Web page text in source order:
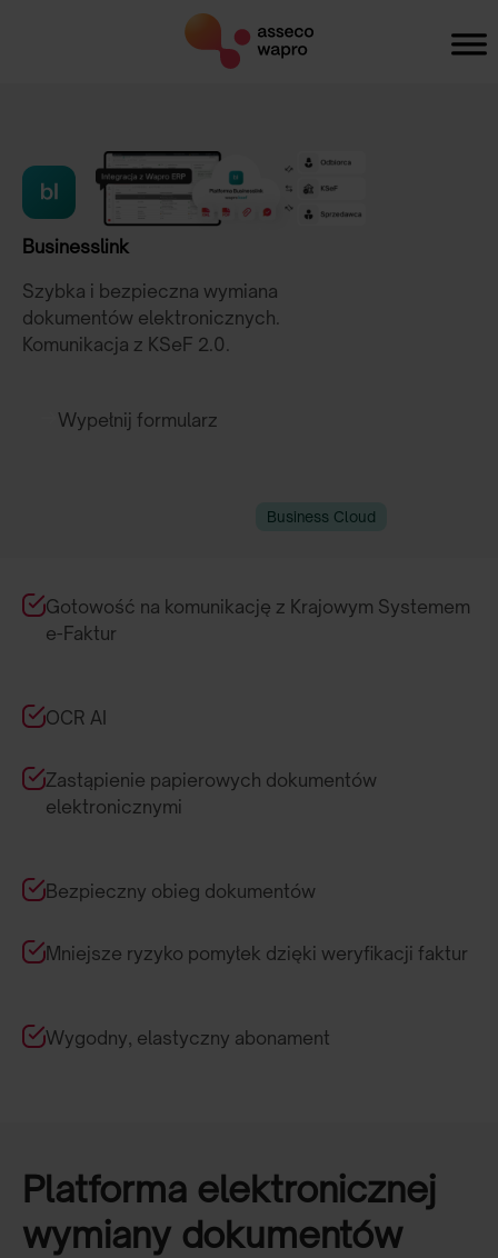
Businesslink
Szybka i bezpieczna wymiana
dokumentów elektronicznych.
Komunikacja z KSeF 2.0.
Wypełnij formularz
Business Cloud
Gotowość na komunikację z Krajowym Systemem
e-Faktur
OCR AI
Zastąpienie papierowych dokumentów
elektronicznymi
Bezpieczny obieg dokumentów
Mniejsze ryzyko pomyłek dzięki weryfikacji faktur
Wygodny, elastyczny abonament
Platforma elektronicznej
wymiany dokumentów